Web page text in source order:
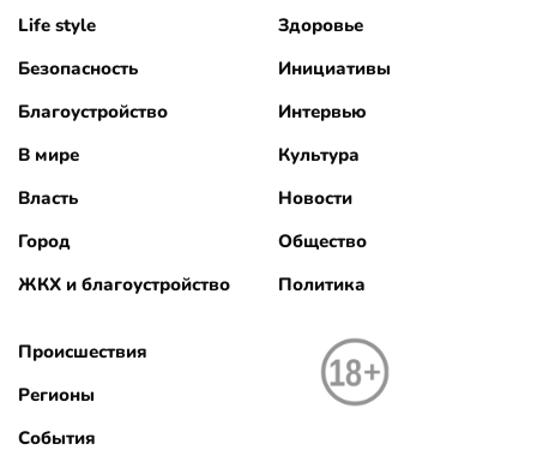
Life style
Безопасность
Благоустройство
В мире
Власть
Город
ЖКХ и благоустройство
Здоровье
Инициативы
Интервью
Культура
Новости
Общество
Политика
Происшествия
Регионы
События